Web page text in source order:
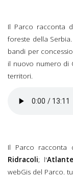
Il Parco racconta
foreste della
bandi per
il nuovo numero di
territori.
Il Parco
Ridracoli; l'
webGis del Parco.